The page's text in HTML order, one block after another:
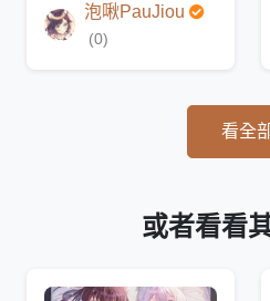
泡啾PauJiou
(0)
看全
或者看看